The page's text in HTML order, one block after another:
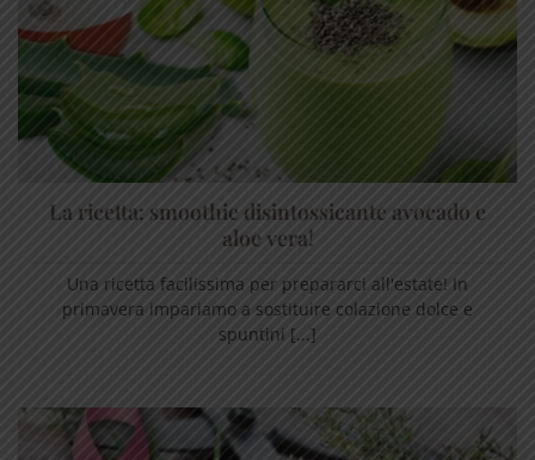
La ricetta: smoothie disintossicante avocado e
aloe vera!
Una ricetta facilissima per prepararci all'estate! In
primavera impariamo a sostituire colazione dolce e
spuntini [...]